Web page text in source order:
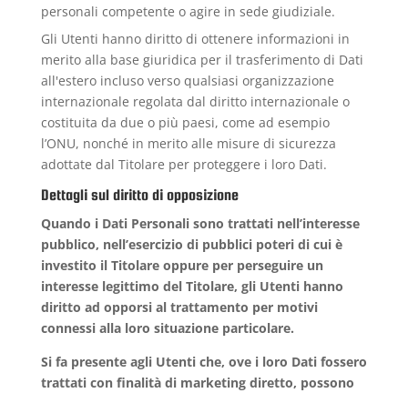
personali competente o agire in sede giudiziale.
Gli Utenti hanno diritto di ottenere informazioni in
merito alla base giuridica per il trasferimento di Dati
all'estero incluso verso qualsiasi organizzazione
internazionale regolata dal diritto internazionale o
costituita da due o più paesi, come ad esempio
l’ONU, nonché in merito alle misure di sicurezza
adottate dal Titolare per proteggere i loro Dati.
Dettagli sul diritto di opposizione
Quando i Dati Personali sono trattati nell’interesse
pubblico, nell’esercizio di pubblici poteri di cui è
investito il Titolare oppure per perseguire un
interesse legittimo del Titolare, gli Utenti hanno
diritto ad opporsi al trattamento per motivi
connessi alla loro situazione particolare.
Si fa presente agli Utenti che, ove i loro Dati fossero
trattati con finalità di marketing diretto, possono